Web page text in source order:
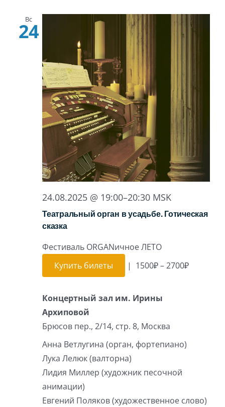
Вс
24
24.08.2025 @ 19:00–20:30 MSK
Театральный орган в усадьбе. Готическая
сказка
Фестиваль ORGANичное ЛЕТО
Купить билеты
| 1500₽ – 2700₽
Концертный зал им. Ирины
Архиповой
Брюсов пер., 2/14, стр. 8, Москва
Анна Ветлугина (орган, фортепиано)
Лука Лелюк (валторна)
Лидия Миллер (художник песочной
анимации)
Евгений Поляков (художественное слово)